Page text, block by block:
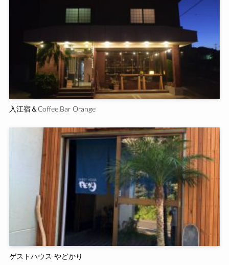
入江宿＆Coffee.Bar Orange
ゲストハウス やどかり